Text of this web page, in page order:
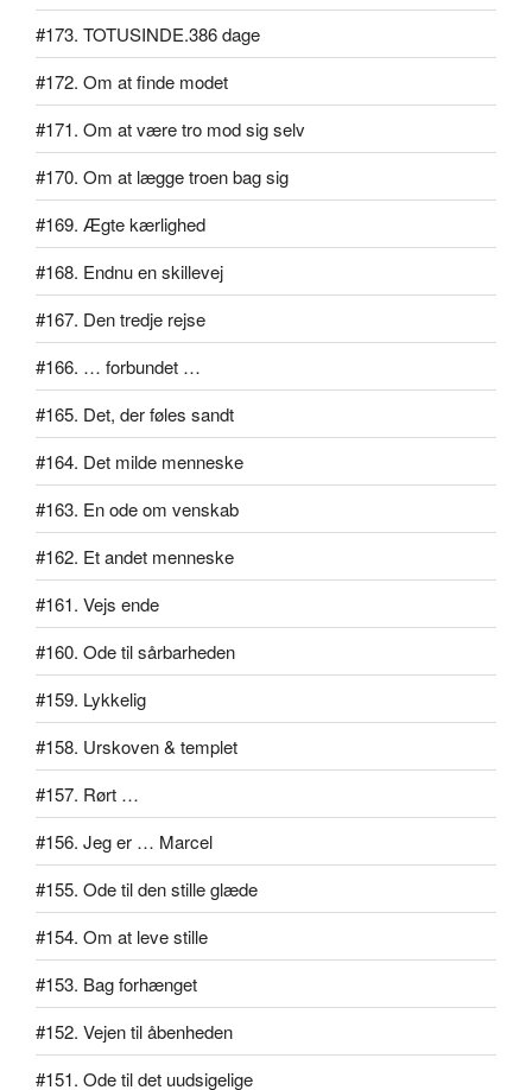
#173. TOTUSINDE.386 dage
#172. Om at finde modet
#171. Om at være tro mod sig selv
#170. Om at lægge troen bag sig
#169. Ægte kærlighed
#168. Endnu en skillevej
#167. Den tredje rejse
#166. … forbundet …
#165. Det, der føles sandt
#164. Det milde menneske
#163. En ode om venskab
#162. Et andet menneske
#161. Vejs ende
#160. Ode til sårbarheden
#159. Lykkelig
#158. Urskoven & templet
#157. Rørt …
#156. Jeg er … Marcel
#155. Ode til den stille glæde
#154. Om at leve stille
#153. Bag forhænget
#152. Vejen til åbenheden
#151. Ode til det uudsigelige